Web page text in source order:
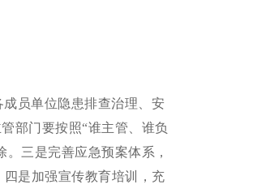
成员单位隐患排查治理、安
部门要按照“谁主管、谁负
三是完善应急预案体系，
四是加强宣传教育培训，充